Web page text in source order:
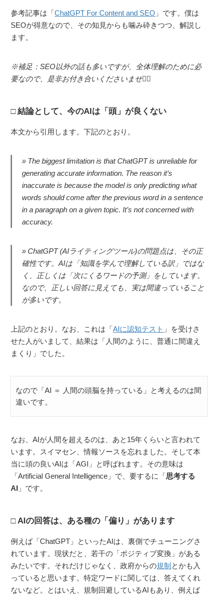
参考記事は「ChatGPT For Content and SEO 」です。僕は
SEOが得意なので、その知見からも噛み砕きつつ、解説し
ます。
※補足：SEO以外の話も多いですが、全体理解のために必
要なので、是非お付き合いくださいませ🙇‍♂️
結論として、今のAIは「頭」が良くない
本文から引用します。下記のとおり。
The biggest limitation is that ChatGPT is unreliable for
generating accurate information. The reason it’s
inaccurate is because the model is only predicting what
words should come after the previous word in a sentence
in a paragraph on a given topic. It’s not concerned with
accuracy.
ChatGPT (AIライティングツール)の問題点は、その正
確性です。AIは「知識を学んで理解している訳」ではな
く、正しくは「次にくるワードの予測」をしています。
なので、正しい回答に見えても、実は間違っていること
が多いです。
上記のとおり。なお、これは「AIに認知テスト 」を受けさ
せた人がいまして、結果は「人間のように、普通に間違え
まくり」でした。
なので「AI ＝ 人間の頭脳を持っている」と考えるのは間
違いです。
なお、AIが人間を超えるのは、あと15年くらいと言われて
います。スイマセン、情報ソースを忘れました。そして本
当に頭の良いAIは「AGI」と呼ばれます。その意味は
「Artificial General Intelligence」で、要するに「思考する
AI 」です。
AIの回答は、ある種の「偏り」があります
例えば「ChatGPT」といったAIは、裏側でチューニングさ
れています。現状だと、若干の「ポジティブ変換」がある
みたいです。それだけじゃなく、政府からの規制 とかも入
っていると思います。特定ワードに関しては、答えてくれ
ないなど。とはいえ、規制回避しているAIもあり、例えば